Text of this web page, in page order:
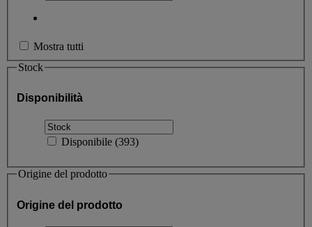
Mostra tutti
Stock
Disponibilità
Disponibile (393)
Origine del prodotto
Origine del prodotto